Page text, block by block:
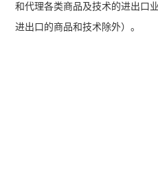
和代理各类商品及技术的进出口
进出口的商品和技术除外）。